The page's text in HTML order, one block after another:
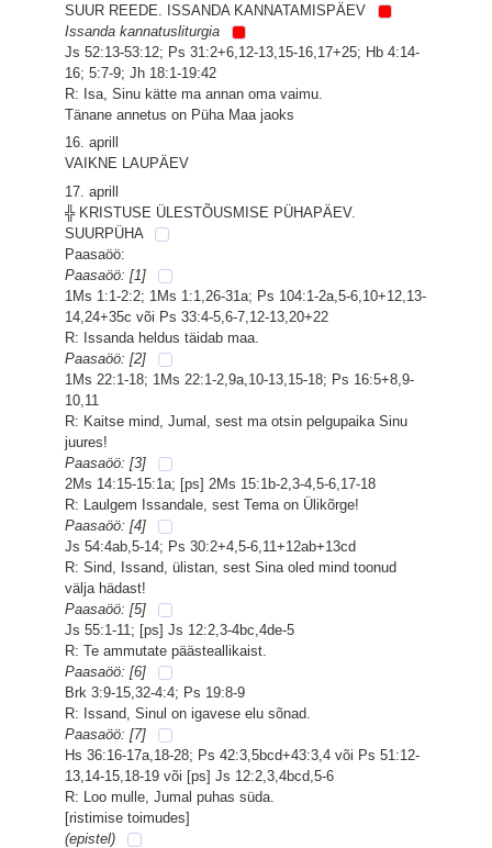
SUUR REEDE. ISSANDA KANNATAMISPÄEV
Issanda kannatusliturgia
Js 52:13-53:12; Ps 31:2+6,12-13,15-16,17+25; Hb 4:14-
16; 5:7-9; Jh 18:1-19:42
R: Isa, Sinu kätte ma annan oma vaimu.
Tänane annetus on Püha Maa jaoks
16. aprill
VAIKNE LAUPÄEV
17. aprill
╬ KRISTUSE ÜLESTÕUSMISE PÜHAPÄEV.
SUURPÜHA
Paasaöö:
Paasaöö: [1]
1Ms 1:1-2:2; 1Ms 1:1,26-31a; Ps 104:1-2a,5-6,10+12,13-
14,24+35c või Ps 33:4-5,6-7,12-13,20+22
R: Issanda heldus täidab maa.
Paasaöö: [2]
1Ms 22:1-18; 1Ms 22:1-2,9a,10-13,15-18; Ps 16:5+8,9-
10,11
R: Kaitse mind, Jumal, sest ma otsin pelgupaika Sinu
juures!
Paasaöö: [3]
2Ms 14:15-15:1a; [ps] 2Ms 15:1b-2,3-4,5-6,17-18
R: Laulgem Issandale, sest Tema on Ülikõrge!
Paasaöö: [4]
Js 54:4ab,5-14; Ps 30:2+4,5-6,11+12ab+13cd
R: Sind, Issand, ülistan, sest Sina oled mind toonud
välja hädast!
Paasaöö: [5]
Js 55:1-11; [ps] Js 12:2,3-4bc,4de-5
R: Te ammutate päästeallikaist.
Paasaöö: [6]
Brk 3:9-15,32-4:4; Ps 19:8-9
R: Issand, Sinul on igavese elu sõnad.
Paasaöö: [7]
Hs 36:16-17a,18-28; Ps 42:3,5bcd+43:3,4 või Ps 51:12-
13,14-15,18-19 või [ps] Js 12:2,3,4bcd,5-6
R: Loo mulle, Jumal puhas süda.
[ristimise toimudes]
(epistel)